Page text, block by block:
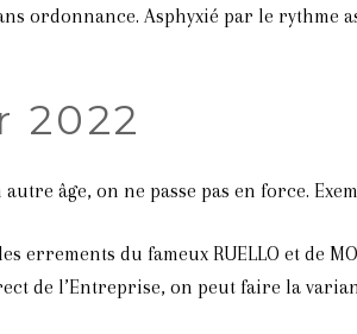
ordonnance. Asphyxié par le rythme
2022
âge, on ne passe pas en force.
errements du fameux RUELLO et de
de l’Entreprise, on peut faire la